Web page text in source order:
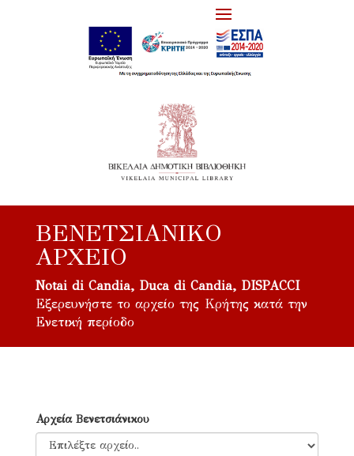
ΒΕΝΕΤΣΙΆΝΙΚΟ
ΑΡΧΕΊΟ
Notai di Candia, Duca di Candia, DISPACCI
Εξερευνήστε το αρχείο της Κρήτης κατά την
Ενετική περίοδο
Αρχεία Βενετσιάνικου